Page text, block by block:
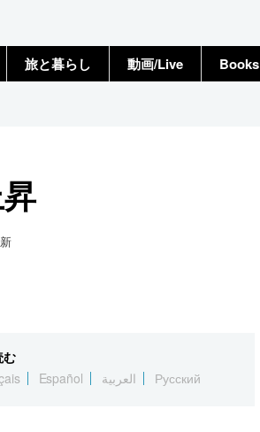
旅と暮らし 動画/Live Books
む
Español العربية Русский